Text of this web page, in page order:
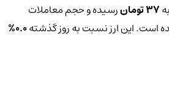
37 تومان
رسیده و حجم معاملات
این ارز نسبت به روز گذشته0.0%